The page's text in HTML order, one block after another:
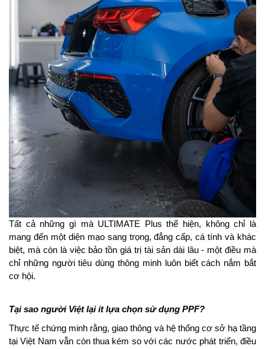
Tất cả những gì mà ULTIMATE Plus thể hiện, không chỉ là
mang đến một diện mạo sang trọng, đẳng cấp, cá tính và khác
biệt, mà còn là việc bảo tồn giá trị tài sản dài lâu - một điều mà
chỉ những người tiêu dùng thông minh luôn biết cách nắm bắt
cơ hội.
Tại sao người Việt lại ít lựa chọn sử dụng PPF?
Thực tế chứng minh rằng, giao thông và hệ thống cơ sở hạ tầng
tại Việt Nam vẫn còn thua kém so với các nước phát triển, điều